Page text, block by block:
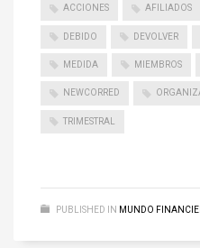
ACCIONES AFILIADOS
DEBIDO DEVOLVER
MEDIDA MIEMBROS
NEWCORRED
TRIMESTRAL
PUBLISHED IN MUNDO